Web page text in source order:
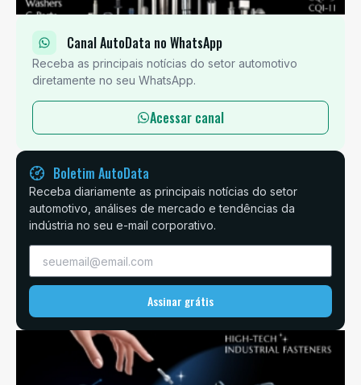
Canal AutoData no WhatsApp
Receba as principais notícias do setor automotivo
diretamente no seu WhatsApp.
Acessar canal
Boletim AutoData
Receba diariamente as principais notícias do setor
automotivo, análises de mercado e tendências da
indústria no seu e-mail corporativo.
Assinar grátis